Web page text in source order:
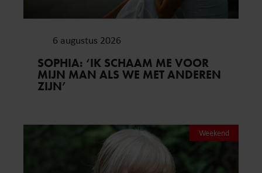
6 augustus 2026
SOPHIA: ‘IK SCHAAM ME VOOR
MIJN MAN ALS WE MET ANDEREN
ZIJN’
Weekend